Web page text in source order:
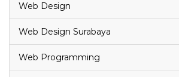
Web Design
Web Design Surabaya
Web Programming